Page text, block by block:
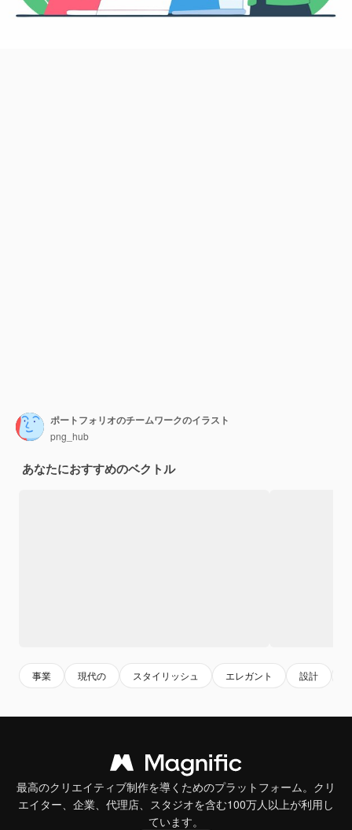
ポートフォリオのチームワークのイラスト
png_hub
あなたにおすすめのベクトル
事業 現代の スタイリッシュ エレガント 設計
最高のクリエイティブ制作を導くためのプラットフォーム。クリ
エイター、企業、代理店、スタジオを含む100万人以上が利用し
ています。